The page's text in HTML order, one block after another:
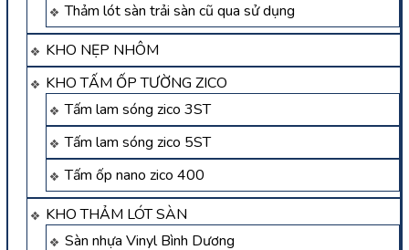
Thảm lót sàn trải sàn cũ qua sử dụng
KHO NẸP NHÔM
KHO TẤM ỐP TƯỜNG ZICO
Tấm lam sóng zico 3ST
Tấm lam sóng zico 5ST
Tấm ốp nano zico 400
KHO THẢM LÓT SÀN
Sàn nhựa Vinyl Bình Dương